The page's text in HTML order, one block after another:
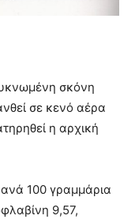
σκόνη
σε κενό αέρα
η αρχική
100 γραμμάρια
9,57,